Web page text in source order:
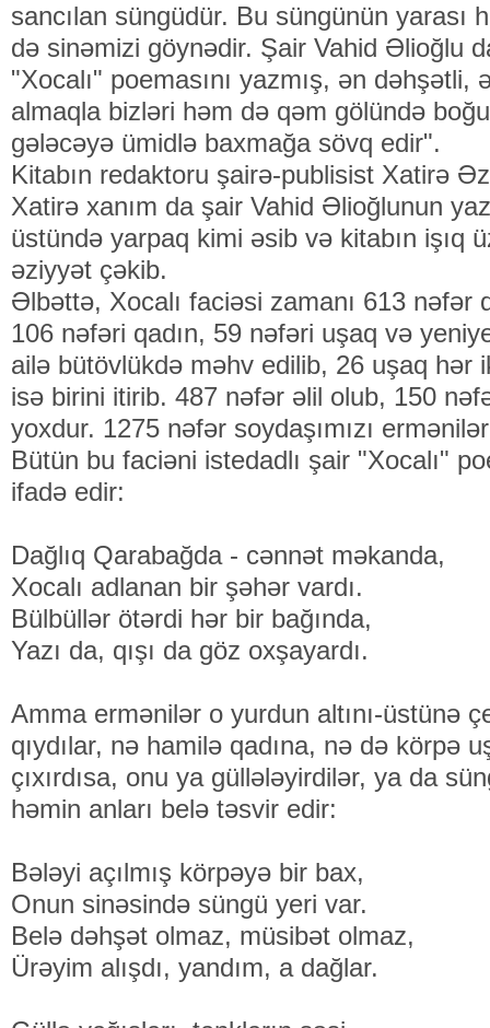
sancılan süngüdür. Bu süngünün yarası
də sinəmizi göynədir. Şair Vahid Əlioğlu
"Xocalı" poemasını yazmış, ən dəhşətli,
almaqla bizləri həm də qəm gölündə
gələcəyə ümidlə baxmağa sövq edir".
Kitabın redaktoru şairə-publisist Xatirə
Xatirə xanım da şair Vahid Əlioğlunun
üstündə yarpaq kimi əsib və kitabın işıq
əziyyət çəkib.
Əlbəttə, Xocalı faciəsi zamanı 613 nəfər
106 nəfəri qadın, 59 nəfəri uşaq və
ailə bütövlükdə məhv edilib, 26 uşaq hər
isə birini itirib. 487 nəfər əlil olub, 150
yoxdur. 1275 nəfər soydaşımızı
Bütün bu faciəni istedadlı şair "Xocalı"
ifadə edir:
Dağlıq Qarabağda - cənnət məkanda,
Xocalı adlanan bir şəhər vardı.
Bülbüllər ötərdi hər bir bağında,
Yazı da, qışı da göz oxşayardı.
Amma ermənilər o yurdun altını-üstünə
qıydılar, nə hamilə qadına, nə də körpə
çıxırdısa, onu ya güllələyirdilər, ya da
həmin anları belə təsvir edir:
Bələyi açılmış körpəyə bir bax,
Onun sinəsində süngü yeri var.
Belə dəhşət olmaz, müsibət olmaz,
Ürəyim alışdı, yandım, a dağlar.